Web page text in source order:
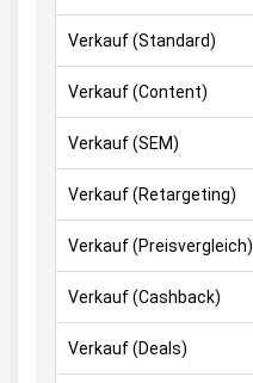
Verkauf (Standard)
Verkauf (Content)
Verkauf (SEM)
Verkauf (Retargeting)
Verkauf (Preisvergleich)
Verkauf (Cashback)
Verkauf (Deals)